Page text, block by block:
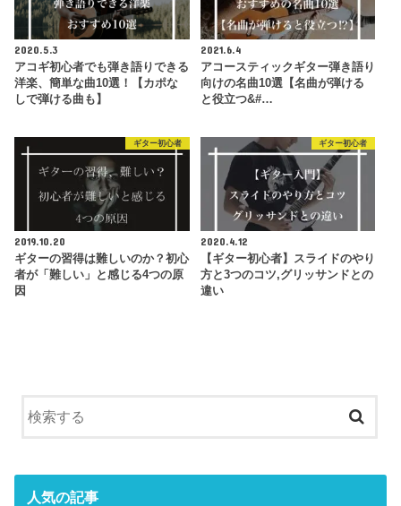
2020.5.3
アコギ初心者でも弾き語りできる
洋楽、簡単な曲10選！【カポな
しで弾ける曲も】
2021.6.4
アコースティックギター弾き語り
向けの名曲10選【名曲が弾ける
と役立つ&#…
ギター初心者
2019.10.20
ギターの習得は難しいのか？初心
者が「難しい」と感じる4つの原
因
ギター初心者
2020.4.12
【ギター初心者】スライドのやり
方と3つのコツ,グリッサンドとの
違い
人気の記事